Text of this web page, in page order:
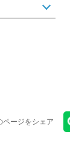
ページをシェア